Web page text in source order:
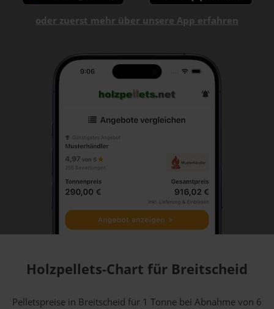
oder zuerst mehr über unsere App erfahren
Holzpellets-Chart für Breitscheid
Pelletspreise in Breitscheid für 1 Tonne bei Abnahmevon 6